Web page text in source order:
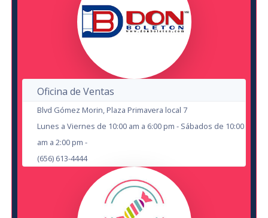
Los Surfistas del Sistema
en Cd Juárez
Anexo Centenario
Monica Escobedo
HUB Corner Sport
10
SEP
Dhamer: MIrando a la Bestia a Los
Ojos
en Cd Juárez
Auditorio Benito Juárez
en Cd Juárez
Plaza De La Mexicanidad
2
OCT
Oficina de Ventas
Blvd Gómez Morin, Plaza Primavera local 7
Lunes a Viernes de 10:00 am a 6:00 pm - Sábados de 10:00
am a 2:00 pm -
(656) 613-4444